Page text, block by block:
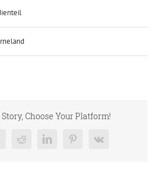
Choose Your Platform!
RedditLinkedInPinterest
Vk